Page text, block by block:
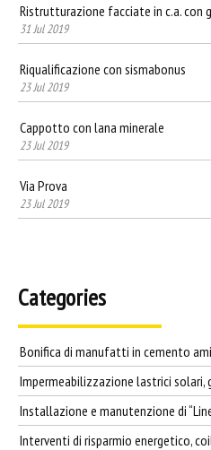
Ristrutturazione facciate in c.a. con
31 Jul 2019
Riqualificazione con sismabonus
23 Jul 2019
Cappotto con lana minerale
23 Jul 2019
Via Prova
23 Jul 2019
Categories
Bonifica di manufatti in cemento
Impermeabilizzazione lastrici solari,
Installazione e manutenzione di
Interventi di risparmio energetico,